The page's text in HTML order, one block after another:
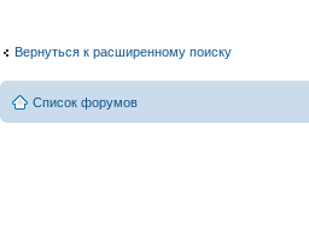
Вернуться к расширенному поиску
Список форумов